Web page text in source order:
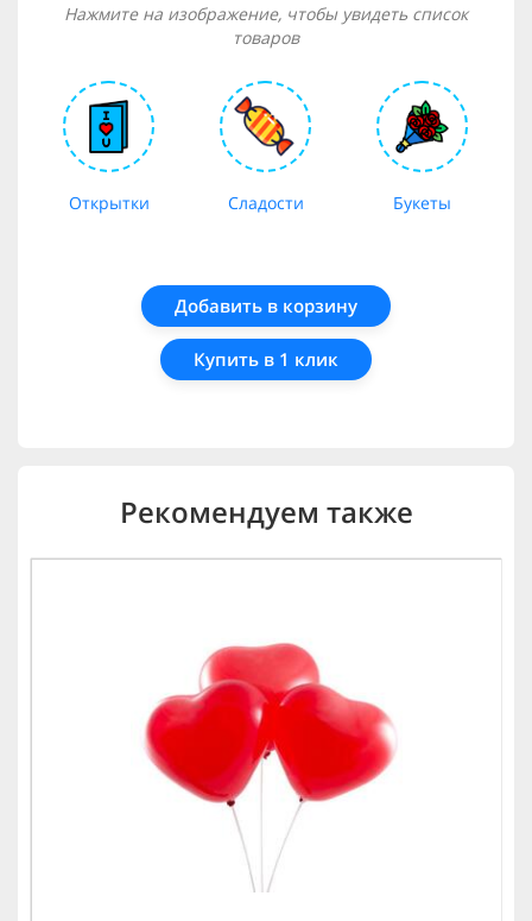
Нажмите на изображение, чтобы увидеть список
товаров
Открытки Сладости Букеты
Добавить в корзину
Купить в 1 клик
Рекомендуем также